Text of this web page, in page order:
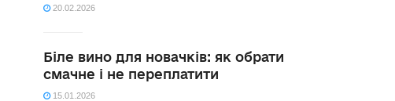
20.02.2026
Біле вино для новачків: як обрати
смачне і не переплатити
15.01.2026